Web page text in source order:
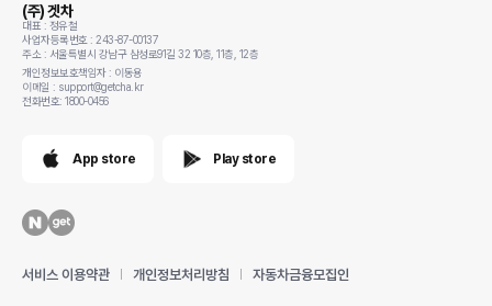
(주) 겟차
대표 : 정유철
사업자등록번호 : 243-87-00137
주소 : 서울특별시 강남구 삼성로91길 32 10층, 11층, 12층
개인정보보호책임자 : 이동용
이메일 : support@getcha.kr
전화번호: 1800-0456
App store Play store
서비스 이용약관 개인정보처리방침 자동차금융모집인